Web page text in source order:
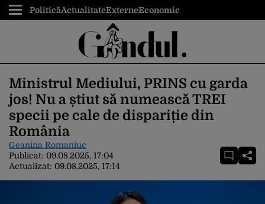
PoliticăActualitateExterneEconomic
Ministrul Mediului, PRINS cu garda
jos! Nu a știut să numească TREI
specii pe cale de dispariție din
România
Geanina Romaniuc
Publicat: 09.08.2025, 17:04
Actualizat: 09.08.2025, 17:14